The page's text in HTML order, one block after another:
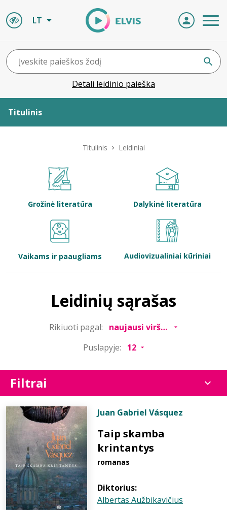
LT
Detali leidinio paieška
Titulinis
Bibliotekoms
Titulinis Leidiniai
Grožinė literatūra Dalykinė literatūra
Vaikams ir paaugliams Audiovizualiniai kūriniai
Leidinių sąrašas
Rikiuoti pagal:
Puslapyje:
Filtrai
Juan Gabriel Vásquez
Taip skamba
krintantys
romanas
Diktorius:
Albertas Aužbikavičius